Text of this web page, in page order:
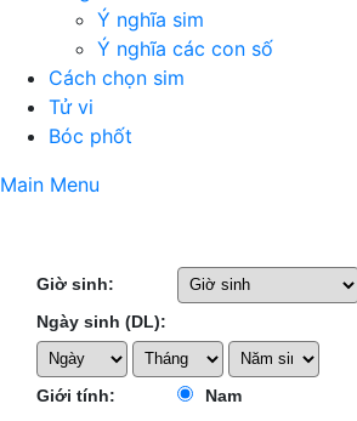
Ý nghĩa sim
Ý nghĩa các con số
Cách chọn sim
Tử vi
Bóc phốt
Main Menu
Giờ sinh:
Ngày sinh (DL):
Giới tính:
Nam